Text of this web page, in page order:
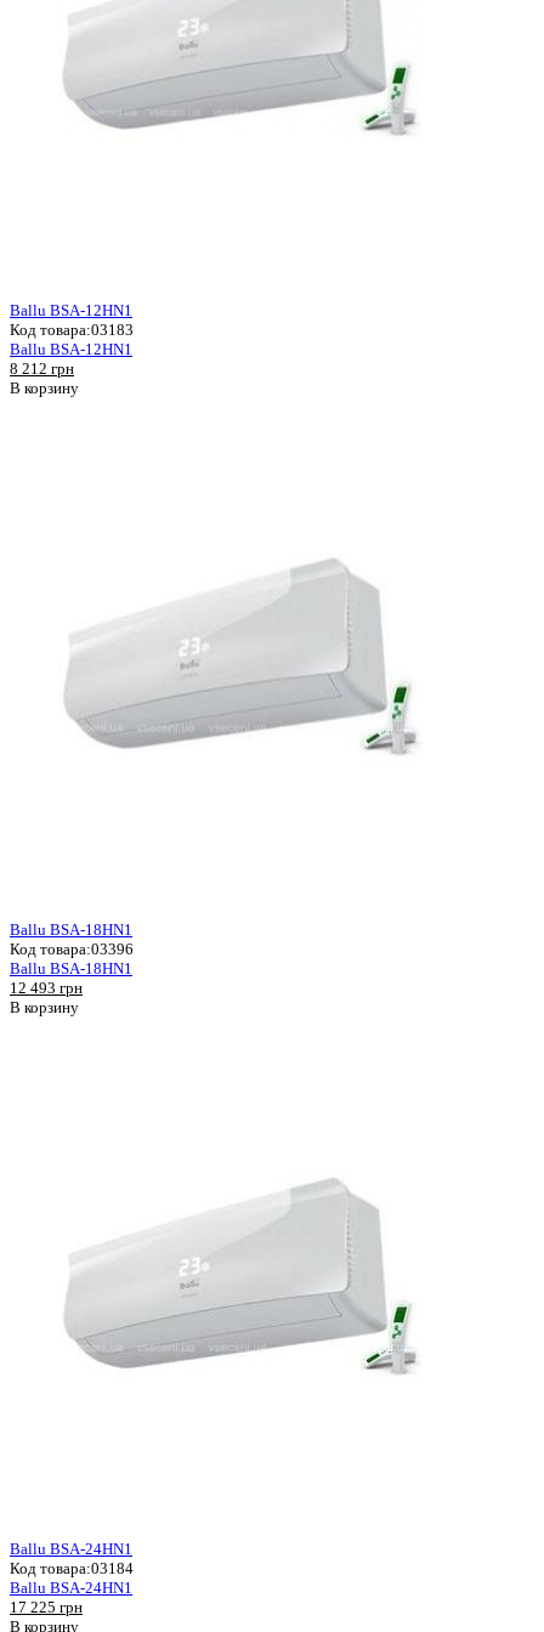
Ballu BSA-12HN1
Код товара:03183
Ballu BSA-12HN1
8 212 грн
В корзину
Ballu BSA-18HN1
Код товара:03396
Ballu BSA-18HN1
12 493 грн
В корзину
Ballu BSA-24HN1
Код товара:03184
Ballu BSA-24HN1
17 225 грн
В корзину